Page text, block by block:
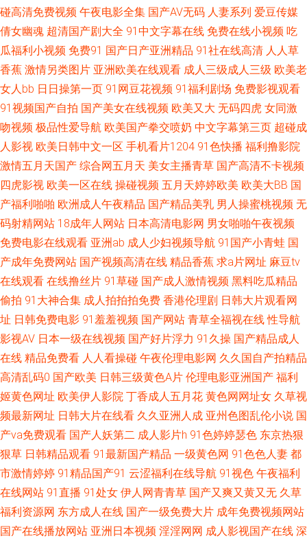
在线观看 日韩国产成人网站 av大香蕉五月天 久久激情网站 97成人电影 久久
一区丝袜 91岛国大片网站 国产婷婷视频91页 亚洲色图欧美在线 成人男女午
夜影院 日韩欧美国产成人 91蓝莓视频 国产偷情一区在线观看 深夜福利91n
东方AV手机在线 91日韩欧美在线 五月天桃花网 三级黄色片子 91制片在线观
看 三级片com 国产精品欧美久久 91看淫黄大片 黑丝av在线网站 在线不卡av
成人电影 国产精品久久情趣酒店 91c在线 亚洲夜夜蜜桃 91免费看片神器 俺
网 影音先锋91资源 国产合集1024 91黄色视频网址 国内av无码福利 三级自
拍日韩 91网页免费版 日本黑料精品天堂0 91玉足网战 欧美人妖系列 91国内
福利 国产精品久久高潮 香蕉91在线视频 91中日视频 欧美极品人兽 东京热
com91 91美女玉足 先锋影音一本道 东京热综合色色 亚洲国产y片在线看 国
成人在线 亚洲婷婷黄色网址 国产另类视频 91TV在线播放 东京热AV在线 91
国语对白短视频 国产亚洲欧美一区二区 91黑丝色在线 青草娱乐网 91视频入
口 欧美日韩黄色一区二 91黑丝成人视频 久久乳97 成人网免费视频 91次元
黄 久久精品九九成人网站 91小视频在线看 涩婷婷久久网站 国产日韩 91a人
碰高清免费视频 午夜电影全集 国产AV无码 人妻系列 爱豆传媒
倩女幽魂 超清国产剧大全 91中文字幕在线 免费在线小视频 吃
瓜福利小视频 免费91 国产日产亚洲精品 91社在线高清 人人草
香蕉 激情另类图片 亚洲欧美在线观看 成人三级成人三级 欧美老
女人bb 日日操第一页 91网豆花视频 91福利剧场 免费影视观看
91视频国产自拍 国产美女在线视频 欧美又大 无码四虎 女同激
吻视频 极品性爱导航 欧美国产拳交喷奶 中文字幕第三页 超碰成
人影视 欧美日韩中文一区 手机看片1204 91色快播 福利撸影院
激情五月天国产 综合网五月天 美女主播青草 国产高清不卡视频
四虎影视 欧美一区在线 操碰视频 五月天婷婷欧美 欧美大BB 国
产福利啪啪 欧洲成人午夜精品 国产精品美乳 男人操蜜桃视频 无
码射精网站 18成年人网站 日本高清电影网 男女啪啪午夜视频
免费电影在线观看 亚洲ab 成人少妇视频导航 91国产小青蛙 国
产成年免费网站 国产视频高清在线 精品香蕉 求a片网址 麻豆tv
在线观看 在线撸丝片 91草碰 国产成人激情视频 黑料吃瓜精品
偷拍 91大神合集 成人拍拍拍免费 香港伦理剧 日韩大片观看网
址 日韩免费电影 91羞羞视频 国产网站 青草全福视在线 性导航
影视AV 日本一级在线视频 国产好片浮力 91久操 国产精品成人
在线 精品免费看 人人看操碰 午夜伦理电影网 久久国自产拍精品
高清乱码0 国产欧美 日韩三级黄色A片 伦理电影亚洲国产 福利
姬黄色网址 欧美伊人影院 丁香成人五月花 黄色网网址女 久草视
频最新网址 日韩大片在线看 久久亚洲人成 亚州色图乱伦小说 国
产va免费观看 国产人妖第二 成人影片h 91色婷婷瑟色 东京热狠
狠草 日韩精品观看 91最新国产精品 一级黄色网 91色色人妻 都
市激情婷婷 91精品国产91 云涩福利在线导航 91视色 午夜福利
在线网站 91直播 91处女 伊人网青青草 国产又爽又黄又无 久草
福利资源网 东方成人在线 国产一级免费大片 成年免费视频网站
国产在线播放网站 亚洲日本视频 淫淫网网 成人影视国产在线 深